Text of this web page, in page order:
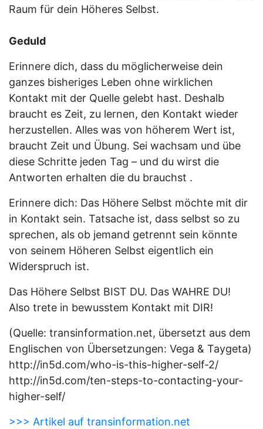
Raum für dein Höheres Selbst.
Geduld
Erinnere dich, dass du möglicherweise dein
ganzes bisheriges Leben ohne wirklichen
Kontakt mit der Quelle gelebt hast. Deshalb
braucht es Zeit, zu lernen, den Kontakt wieder
herzustellen. Alles was von höherem Wert ist,
braucht Zeit und Übung. Sei wachsam und übe
diese Schritte jeden Tag – und du wirst die
Antworten erhalten die du brauchst .
Erinnere dich: Das Höhere Selbst möchte mit dir
in Kontakt sein. Tatsache ist, dass selbst so zu
sprechen, als ob jemand getrennt sein könnte
von seinem Höheren Selbst eigentlich ein
Widerspruch ist.
Das Höhere Selbst BIST DU. Das WAHRE DU!
Also trete in bewusstem Kontakt mit DIR!
(Quelle: transinformation.net, übersetzt aus dem
Englischen von Übersetzungen: Vega & Taygeta)
http://in5d.com/who-is-this-higher-self-2/
http://in5d.com/ten-steps-to-contacting-your-
higher-self/
>>> Artikel auf transinformation.net